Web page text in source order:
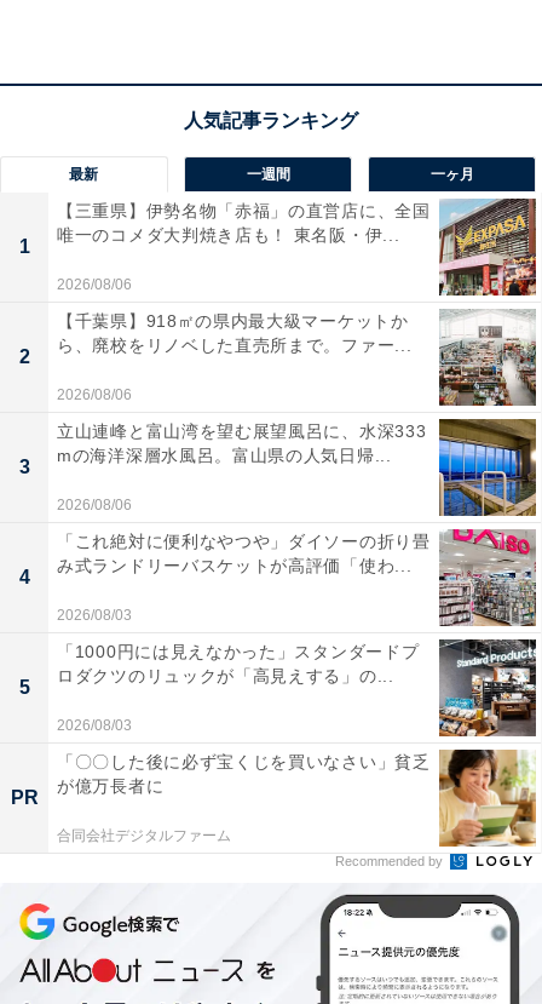
「極楽湯 千葉稲毛店」の口コミは？
「極楽湯 千葉稲毛店」には以下のような口コミが寄せら
れています。
食事兼休憩エリアがとても広く、ゆったりと過ごす
ことができる
シャワーヘッドがReFa製なのがうれしい
内湯の天井が高いので、開放感のある雰囲気でゆっ
最新 一週間 一ヶ月
1
【三重県】伊勢名物「赤福」の直営店に、全国
唯一のコメダ大判焼き店も！ 東名阪・伊...
2026/08/06
2
【千葉県】918㎡の県内最大級マーケットか
ら、廃校をリノベした直売所まで。ファー...
2026/08/06
3
立山連峰と富山湾を望む展望風呂に、水深333
mの海洋深層水風呂。富山県の人気日帰...
2026/08/06
4
「これ絶対に便利なやつや」ダイソーの折り畳
み式ランドリーバスケットが高評価「使わ...
2026/08/03
5
「1000円には見えなかった」スタンダードプ
ロダクツのリュックが「高見えする」の...
2026/08/03
PR
「〇〇した後に必ず宝くじを買いなさい」貧乏
が億万長者に
合同会社デジタルファーム
Recommended by